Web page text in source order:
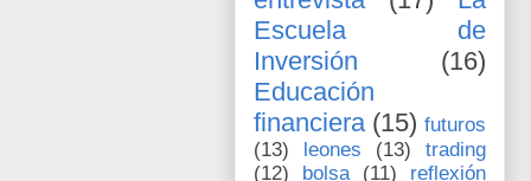
Escuela de
Inversión
(16)
Educación
financiera (15) futuros
(13)
leones (13)
trading
(12)
bolsa (11) reflexión